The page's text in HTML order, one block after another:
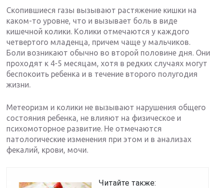
Скопившиеся газы вызывают растяжение кишки на
каком-то уровне, что и вызывает боль в виде
кишечной колики. Колики отмечаются у каждого
четвертого младенца, причем чаще у мальчиков.
Боли возникают обычно во второй половине дня. Они
проходят к 4-5 месяцам, хотя в редких случаях могут
беспокоить ребенка и в течение второго полугодия
жизни.
Метеоризм и колики не вызывают нарушения общего
состояния ребенка, не влияют на физическое и
психомоторное развитие. Не отмечаются
патологические изменения при этом и в анализах
фекалий, крови, мочи.
Читайте также: